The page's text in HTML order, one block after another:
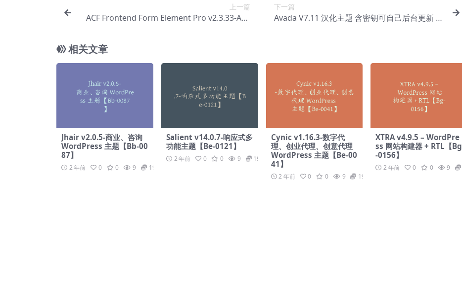
上一篇
ACF Frontend Form Element Pro v2.3.33-ACF
下一篇
Avada V7.11 汉化主题 含密钥可自己后台更新 主
相关文章
Jhair v2.0.5-商业、咨询
WordPress 主题【Bb-00
87】
2 年前 0 0 9 19.9
Salient v14.0.7-响应式多
功能主题【Be-0121】
2 年前 0 0 9 19.9
Cynic v1.16.3-数字代
理、创业代理、创意代理
WordPress 主题【Be-00
41】
2 年前 0 0 9 19.9
XTRA v4.9.5 – WordPre
ss 网站构建器 + RTL【Bg
-0156】
2 年前 0 0 9